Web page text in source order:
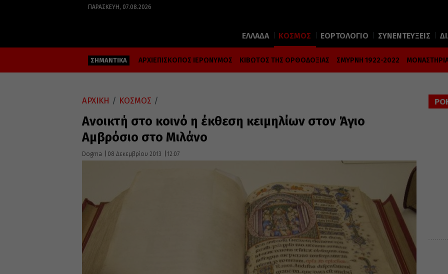
ΠΑΡΑΣΚΕΥΉ, 07.08.2026
ΕΛΛΑΔΑ ΚΟΣΜΟΣ ΕΟΡΤΟΛΟΓΙΟ ΣΥΝΕΝΤΕΥΞΕΙΣ
ΣΗΜΑΝΤΙΚΑ ΑΡΧΙΕΠΙΣΚΟΠΟΣ ΙΕΡΩΝΥΜΟΣ ΚΙΒΩΤΟΣ ΤΗΣ ΟΡΘΟΔΟΞΙΑΣ ΣΜΥΡΝΗ 1922-2022
ΑΡΧΙΚΗ / ΚΟΣΜΟΣ /
Ανοικτή στο κοινό η έκθεση κειμηλίων στον Άγιο
Αμβρόσιο στο Μιλάνο
Dogma 08 Δεκεμβρίου 2013 12:07